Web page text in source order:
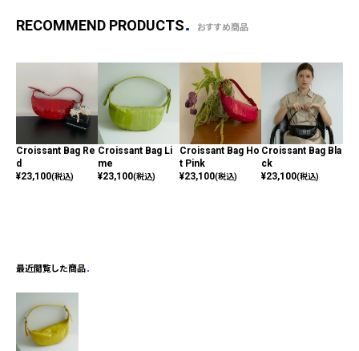
RECOMMEND PRODUCTS おすすめ商品
Croissant Bag Re
d
¥23,100(税込)
Croissant Bag Li
me
¥23,100(税込)
Croissant Bag Ho
t Pink
¥23,100(税込)
Croissant Bag Bla
ck
¥23,100(税込)
最近閲覧した商品